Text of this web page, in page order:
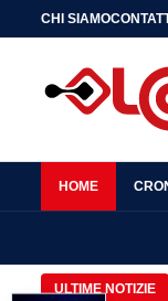
CHI SIAMO
HOME
ULTIME NOTIZIE